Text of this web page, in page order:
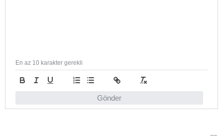
Gönder
En az 10 karakter gerekli